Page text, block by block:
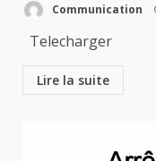
Communication
Telecharger
Lire la suite